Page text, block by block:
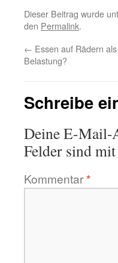
Dieser Beitrag wurde
den Permalink.
← Essen auf Rädern
Belastung?
Schreibe
Deine E-Mail-
Felder sind mit
Kommentar*